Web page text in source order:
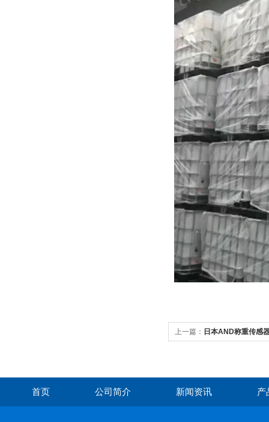
上一篇： 日本AND称重传感
首页 公司简介 新闻资讯 产